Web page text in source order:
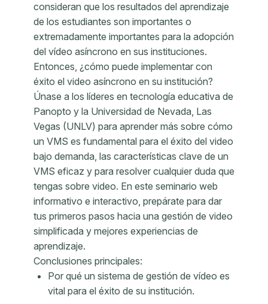
consideran que los resultados del aprendizaje
de los estudiantes son importantes o
extremadamente importantes para la adopción
del vídeo asíncrono en sus instituciones.
Entonces, ¿cómo puede implementar con
éxito el video asíncrono en su institución?
Únase a los líderes en tecnología educativa de
Panopto y la Universidad de Nevada, Las
Vegas (UNLV) para aprender más sobre cómo
un VMS es fundamental para el éxito del video
bajo demanda, las características clave de un
VMS eficaz y para resolver cualquier duda que
tengas sobre video. En este seminario web
informativo e interactivo, prepárate para dar
tus primeros pasos hacia una gestión de video
simplificada y mejores experiencias de
aprendizaje.
Conclusiones principales:
Por qué un sistema de gestión de vídeo es
vital para el éxito de su institución.